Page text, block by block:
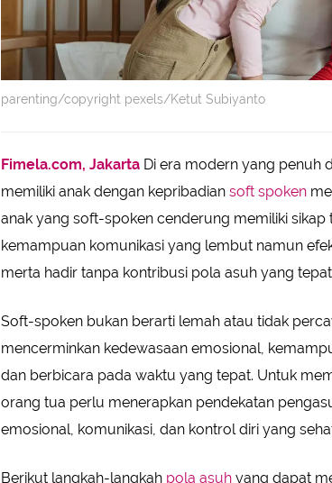
parenting/copyright pexels/Ketut Subiyanto
Fimela.com, Jakarta Di era modern yang penuh
memiliki anak dengan kepribadian soft spoken
anak yang soft-spoken cenderung memiliki sikap
kemampuan komunikasi yang lembut namun
merta hadir tanpa kontribusi pola asuh yang
Soft-spoken bukan berarti lemah atau tidak
mencerminkan kedewasaan emosional,
dan berbicara pada waktu yang tepat. Untuk
orang tua perlu menerapkan pendekatan
emosional, komunikasi, dan kontrol diri yang
Berikut langkah-langkah pola asuh yang dapat